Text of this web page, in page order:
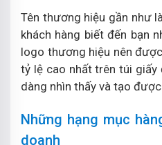
Tên thương hiệu gần như
khách hàng biết đến bạn
logo thương hiệu nên
tỷ lệ cao nhất trên túi giấy
dàng nhìn thấy và tạo
Những hạng mục
doanh